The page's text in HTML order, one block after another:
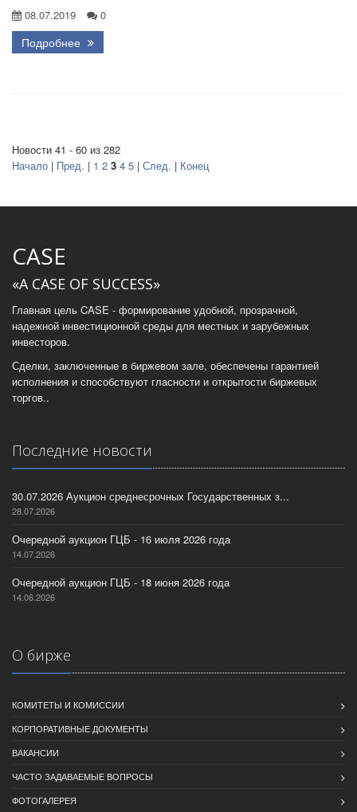
08.07.2019 0
Подробнее
Новости 41 - 60 из 282
Начало | Пред. | 1 2 3 4 5 | След. | Конец
CASE
«A CASE OF SUCCESS»
Главная цель CASE - формирование удобной, прозрачной,
надежной инвестиционной среды для местных и зарубежных
инвесторов.
Сделки, заключенные в биржевом зале, обеспечены гарантией
исполнения и способствуют гласности и открытости биржевых
торгов..
Последние новости
30.07.2026 Аукцион среднесрочных Государственных з...
28.07.2026
Очередной аукцион ГЦБ - 16 июля 2026 года
14.07.2026
Очередной аукцион ГЦБ - 18 июня 2026 года
14.06.2026
О бирже
КОМИТЕТЫ И КОМИССИИ
КОРПОРАТИВНЫЕ ДОКУМЕНТЫ
ВАКАНСИИ
ЧАСТО ЗАДАВАЕМЫЕ ВОПРОСЫ
ФОТОГАЛЕРЕЯ